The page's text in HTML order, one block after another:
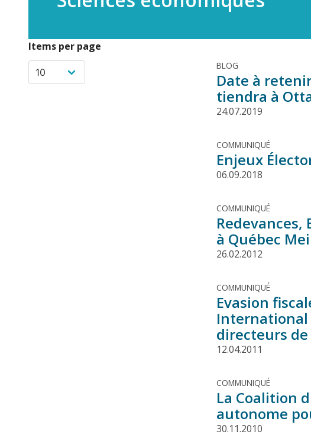
Items per page
BLOG
Date à
tiendra à
24.07.2019
COMMUNIQUÉ
Enjeux
06.09.2018
COMMUNIQUÉ
à Québec
26.02.2012
COMMUNIQUÉ
Evasion
International
directeurs de
12.04.2011
COMMUNIQUÉ
La Coalition
autonome
30.11.2010